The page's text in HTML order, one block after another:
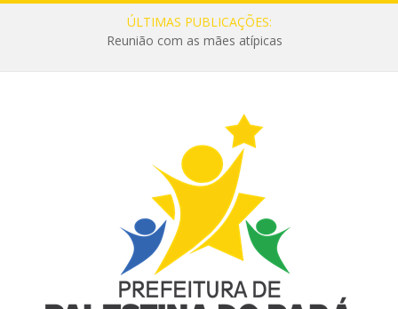
ÚLTIMAS PUBLICAÇÕES:
Reunião com as mães atípicas